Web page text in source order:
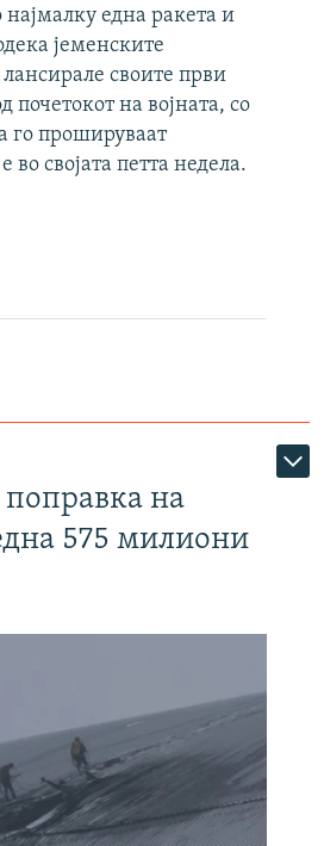
најмалку една ракета и
јеменските
своите први
почетокот на војната, со
го прошируваат
во својата петта недела.
поправка на
575 милиони